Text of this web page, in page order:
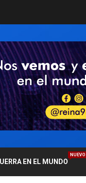
EN EL MUNDO
NUEVO